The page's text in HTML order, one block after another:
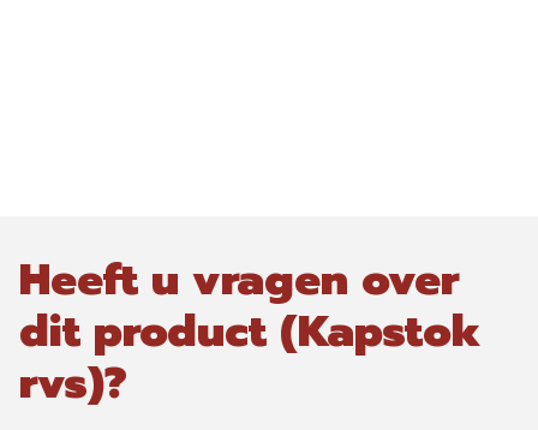
Heeft u vragen over
dit product (Kapstok
rvs)?